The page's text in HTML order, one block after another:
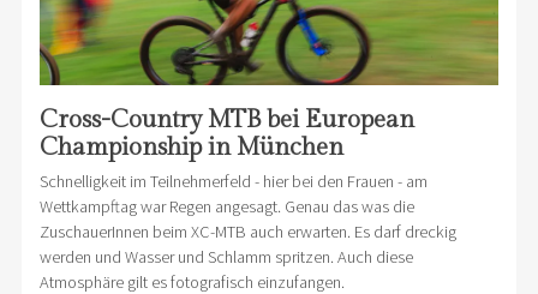
Cross-Country MTB bei European
Championship in München
Schnelligkeit im Teilnehmerfeld - hier bei den Frauen - am
Wettkampftag war Regen angesagt. Genau das was die
ZuschauerInnen beim XC-MTB auch erwarten. Es darf dreckig
werden und Wasser und Schlamm spritzen. Auch diese
Atmosphäre gilt es fotografisch einzufangen.